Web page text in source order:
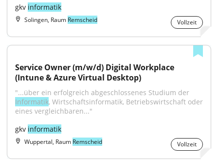
gkv informatik
Solingen, Raum Remscheid Vollzeit
Service Owner (m/w/d) Digital Workplace
(Intune & Azure Virtual Desktop)
Informatik, Wirtschaftsinformatik, Betriebswirtschaft oder
eines vergleichbaren..."
gkv informatik
Wuppertal, Raum Remscheid Vollzeit